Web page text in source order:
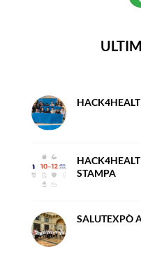
STAMPA
SALUTEXPÒ